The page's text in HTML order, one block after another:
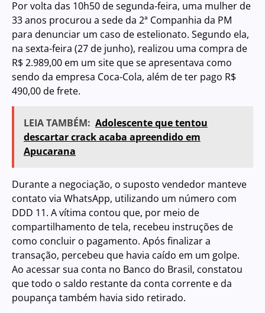
Por volta das 10h50 de segunda-feira, uma mulher de
33 anos procurou a sede da 2ª Companhia da PM
para denunciar um caso de estelionato. Segundo ela,
na sexta-feira (27 de junho), realizou uma compra de
R$ 2.989,00 em um site que se apresentava como
sendo da empresa Coca-Cola, além de ter pago R$
490,00 de frete.
LEIA TAMBÉM: Adolescente que tentou
descartar crack acaba apreendido em
Apucarana
Durante a negociação, o suposto vendedor manteve
contato via WhatsApp, utilizando um número com
DDD 11. A vítima contou que, por meio de
compartilhamento de tela, recebeu instruções de
como concluir o pagamento. Após finalizar a
transação, percebeu que havia caído em um golpe.
Ao acessar sua conta no Banco do Brasil, constatou
que todo o saldo restante da conta corrente e da
poupança também havia sido retirado.